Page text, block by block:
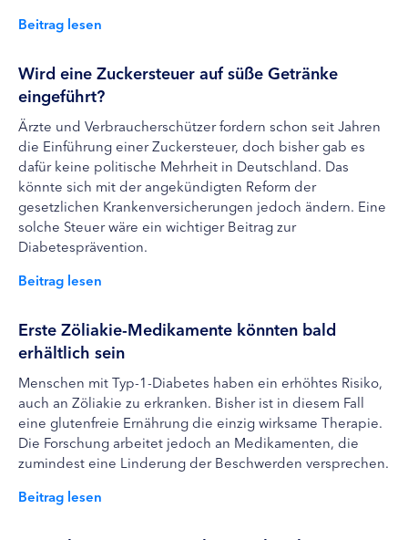
Beitrag lesen
Wird eine Zuckersteuer auf süße Getränke
eingeführt?
Ärzte und Verbraucherschützer fordern schon seit Jahren
die Einführung einer Zuckersteuer, doch bisher gab es
dafür keine politische Mehrheit in Deutschland. Das
könnte sich mit der angekündigten Reform der
gesetzlichen Krankenversicherungen jedoch ändern. Eine
solche Steuer wäre ein wichtiger Beitrag zur
Diabetesprävention.
Beitrag lesen
Erste Zöliakie-Medikamente könnten bald
erhältlich sein
Menschen mit Typ-1-Diabetes haben ein erhöhtes Risiko,
auch an Zöliakie zu erkranken. Bisher ist in diesem Fall
eine glutenfreie Ernährung die einzig wirksame Therapie.
Die Forschung arbeitet jedoch an Medikamenten, die
zumindest eine Linderung der Beschwerden versprechen.
Beitrag lesen